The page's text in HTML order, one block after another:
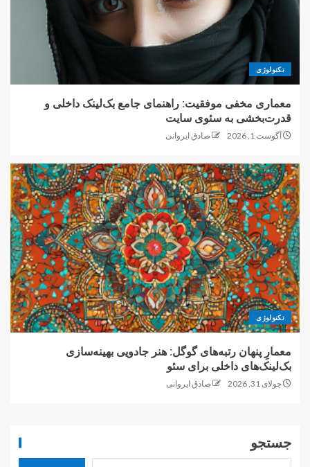
تکنولوژی
معماری مخفی موفقیت: راهنمای جامع بک‌لینک داخلی و
قدرت‌بخشی به سئوی سایت
آگوست 1, 2026 صادق ایروانی
تکنولوژی
معمارِ پنهان رتبه‌های گوگل: هنر جادویی بهینه‌سازی
بک‌لینک‌های داخلی برای سئو
جولای 31, 2026 صادق ایروانی
جستجو